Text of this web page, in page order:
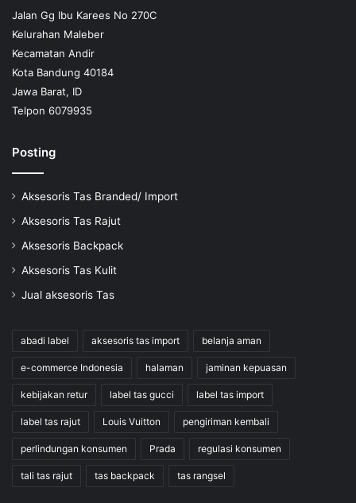
Jalan Gg Ibu Karees No 270C
Kelurahan Maleber
Kecamatan Andir
Kota Bandung 40184
Jawa Barat, ID
Telpon 6079935
Posting
Aksesoris Tas Branded/ Import
Aksesoris Tas Rajut
Aksesoris Backpack
Aksesoris Tas Kulit
Jual aksesoris Tas
abadi label aksesoris tas import belanja aman
e-commerce Indonesia halaman jaminan kepuasan
kebijakan retur label tas gucci label tas import
label tas rajut Louis Vuitton pengiriman kembali
perlindungan konsumen Prada regulasi konsumen
tali tas rajut tas backpack tas rangsel